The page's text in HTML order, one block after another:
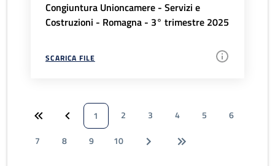
Congiuntura Unioncamere - Servizi e
Costruzioni - Romagna - 3° trimestre 2025
SCARICA FILE
1 2 3 4 5
6
7
8 9 10